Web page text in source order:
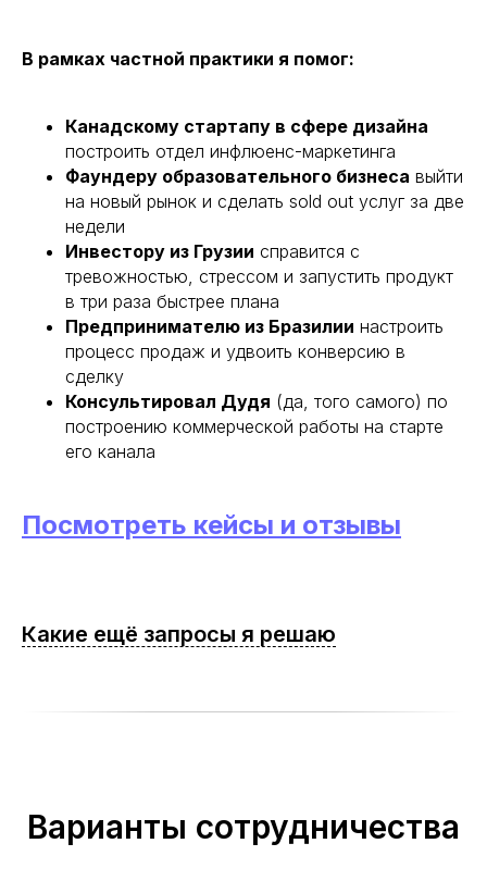
В рамках частной практики я помог:
Канадскому стартапу в сфере дизайна
построить отдел инфлюенс-маркетинга
Фаундеру образовательного бизнеса выйти
на новый рынок и сделать sold out услуг за две
недели
Инвестору из Грузии справится с
тревожностью, стрессом и запустить продукт
в три раза быстрее плана
Предпринимателю из Бразилии настроить
процесс продаж и удвоить конверсию в
сделку
Консультировал Дудя (да, того самого) по
построению коммерческой работы на старте
его канала
Посмотреть кейсы и отзывы
Какие ещё запросы я решаю
Варианты сотрудничества